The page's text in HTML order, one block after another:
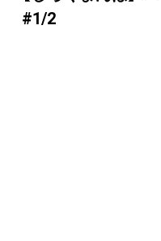
#1/2